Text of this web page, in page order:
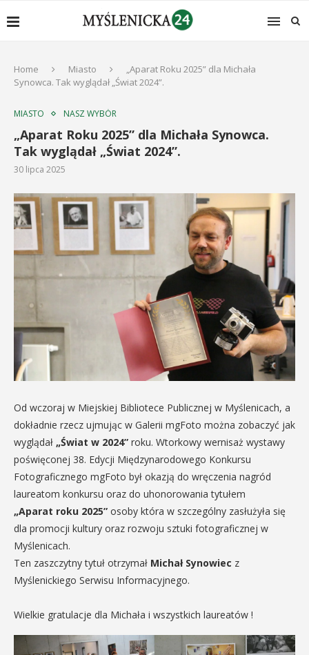
Home Miasto
„Aparat Roku 2025” dla Michała
Synowca. Tak wyglądał „Świat 2024”.
MIASTO NASZ WYBÓR
„Aparat Roku 2025” dla Michała Synowca.
Tak wyglądał „Świat 2024”.
30 lipca 2025
Od wczoraj w Miejskiej Bibliotece Publicznej w Myślenicach, a
dokładnie rzecz ujmując w Galerii mgFoto można zobaczyć jak
wyglądał „Świat w 2024” roku. Wtorkowy wernisaż wystawy
poświęconej 38. Edycji Międzynarodowego Konkursu
Fotograficznego mgFoto był okazją do wręczenia nagród
laureatom konkursu oraz do uhonorowania tytułem
„Aparat roku 2025” osoby która w szczególny zasłużyła się
dla promocji kultury oraz rozwoju sztuki fotograficznej w
Myślenicach.
Ten zaszczytny tytuł otrzymał Michał Synowiec z
Myślenickiego Serwisu Informacyjnego.
Wielkie gratulacje dla Michała i wszystkich laureatów !